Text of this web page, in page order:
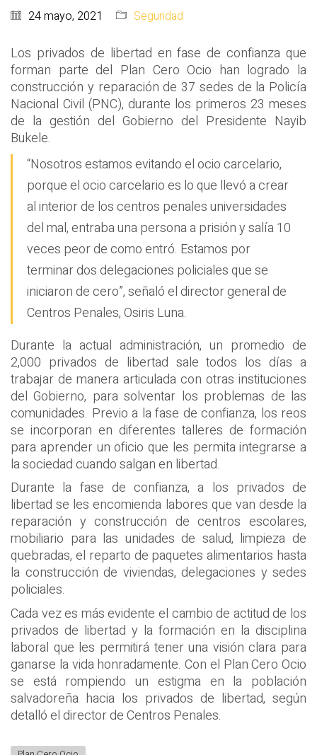
24 mayo, 2021 Seguridad
Los privados de libertad en fase de confianza que
forman parte del Plan Cero Ocio han logrado la
construcción y reparación de 37 sedes de la Policía
Nacional Civil (PNC), durante los primeros 23 meses
de la gestión del Gobierno del Presidente Nayib
Bukele.
“Nosotros estamos evitando el ocio carcelario,
porque el ocio carcelario es lo que llevó a crear
al interior de los centros penales universidades
del mal, entraba una persona a prisión y salía 10
veces peor de como entró. Estamos por
terminar dos delegaciones policiales que se
iniciaron de cero”, señaló el director general de
Centros Penales, Osiris Luna.
Durante la actual administración, un promedio de
2,000 privados de libertad sale todos los días a
trabajar de manera articulada con otras instituciones
del Gobierno, para solventar los problemas de las
comunidades. Previo a la fase de confianza, los reos
se incorporan en diferentes talleres de formación
para aprender un oficio que les permita integrarse a
la sociedad cuando salgan en libertad.
Durante la fase de confianza, a los privados de
libertad se les encomienda labores que van desde la
reparación y construcción de centros escolares,
mobiliario para las unidades de salud, limpieza de
quebradas, el reparto de paquetes alimentarios hasta
la construcción de viviendas, delegaciones y sedes
policiales.
Cada vez es más evidente el cambio de actitud de los
privados de libertad y la formación en la disciplina
laboral que les permitirá tener una visión clara para
ganarse la vida honradamente. Con el Plan Cero Ocio
se está rompiendo un estigma en la población
salvadoreña hacia los privados de libertad, según
detalló el director de Centros Penales.